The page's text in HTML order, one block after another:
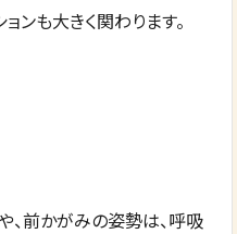
ンも大きく関わります。
、前かがみの姿勢は、呼吸